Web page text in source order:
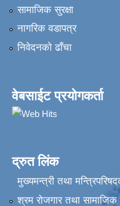
सामाजिक सुरक्षा
नागरिक वडापत्र
निवेदनकाे ढाँचा
वेबसाईट प्रयोगकर्ता
द्रुत लिंक
मुख्यमन्त्री तथा
श्रम रोजगार तथा सामाजिक